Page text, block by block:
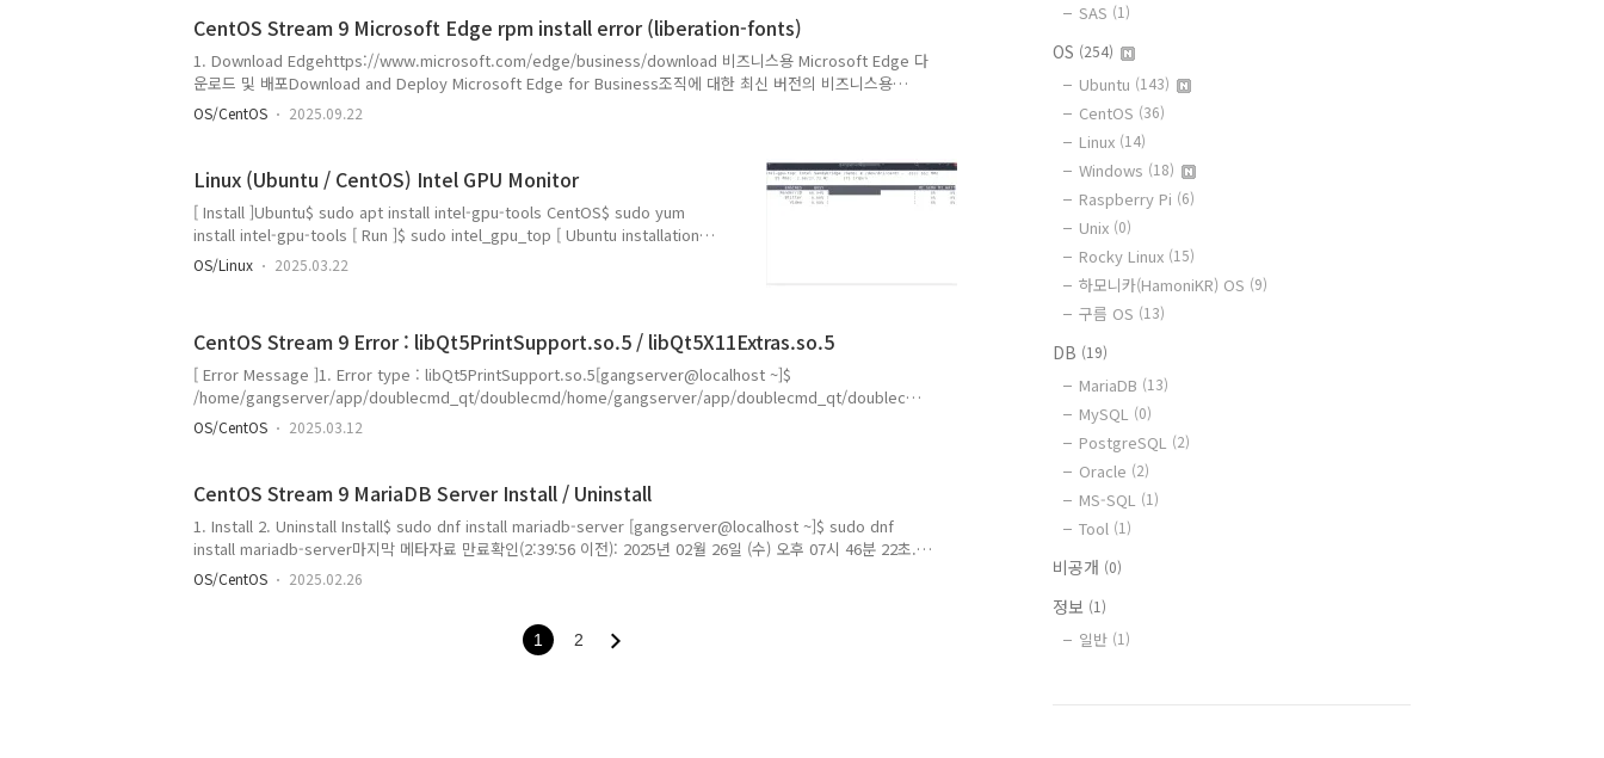
CentOS Stream 9 Microsoft Edge rpm install error (liberation-fonts)
1. Download Edgehttps://www.microsoft.com/edge/business/download 비즈니스용 Microsoft Edge 다
운로드 및 배포Download and Deploy Microsoft Edge for Business조직에 대한 최신 버전의 비즈니스용
Microsoft Edge를 다운로드하여 배포합니다. 이 빠르고 안전한 엔터프라이즈 브라우저를 Windows, Mac 또는
Linux에서 다운로드하세요.www.microsoft.com - Download the last > Linux > Linux(.rpm) version :
OS/CentOS 2025.09.22
Linux (Ubuntu / CentOS) Intel GPU Monitor
[ Install ]Ubuntu$ sudo apt install intel-gpu-tools CentOS$ sudo yum
install intel-gpu-tools [ Run ]$ sudo intel_gpu_top [ Ubuntu installation
log ]$ sudo apt install intel-gpu-tools gangserver@gooroom:~$ sudo
apt install intel-gpu-tools패키지 목록을 읽는 중입니다... 완료의존성 트리를
개 업그레이드 안 함.2,339 k바이트 ..
OS/Linux 2025.03.22
CentOS Stream 9 Error : libQt5PrintSupport.so.5 / libQt5X11Extras.so.5
[ Error Message ]1. Error type : libQt5PrintSupport.so.5[gangserver@localhost ~]$
/home/gangserver/app/doublecmd_qt/doublecmd/home/gangserver/app/doublecmd_qt/doublecmd:
error while loading shared libraries: libQt5PrintSupport.so.5: cannot open shared object file: No
such file or directory 2. Error type : libQt5X11Extras.so.5[gangserver@localhost ~]$
OS/CentOS 2025.03.12
CentOS Stream 9 MariaDB Server Install / Uninstall
1. Install 2. Uninstall Install$ sudo dnf install mariadb-server [gangserver@localhost ~]$ sudo dnf
install mariadb-server마지막 메타자료 만료확인(2:39:56 이전): 2025년 02월 26일 (수) 오후 07시 46분 22초.
종속성이 해결되었습니
다.================================================================================ 꾸러미
OS/CentOS 2025.02.26
1 2
SAS (1)
OS (254)
Ubuntu (143)
CentOS (36)
Linux (14)
Windows (18)
Raspberry Pi (6)
Unix (0)
Rocky Linux (15)
하모니카(HamoniKR) OS (9)
구름 OS (13)
DB (19)
MariaDB (13)
MySQL (0)
PostgreSQL (2)
Oracle (2)
MS-SQL (1)
Tool (1)
비공개 (0)
정보 (1)
일반 (1)